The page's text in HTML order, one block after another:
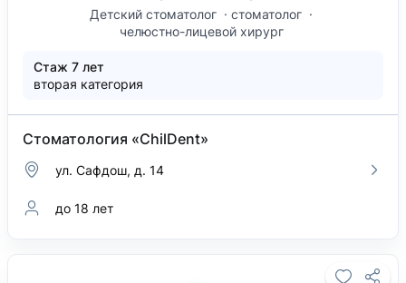
Детский стоматолог
стоматолог
челюстно-лицевой хирург
Стаж 7 лет
вторая категория
Стоматология «ChilDent»
ул. Сафдош, д. 14
до 18 лет